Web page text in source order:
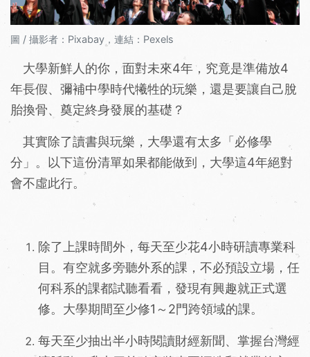
圖 / 攝影者：Pixabay，連結：Pexels
大學新鮮人的你，面對未來4年，究竟是準備放4
年長假、彌補中學時代犧牲的玩樂，還是要讓自己脫
胎換骨、奠定終身發展的基礎？
其實除了讀書與玩樂，大學還有太多「必修學
分」。以下這份清單如果都能做到，大學這4年絕對
會不虛此行。
除了上課時間外，每天至少花4小時研讀專業科
目。有空就多旁聽外系的課，不必預設立場，任
何科系的課都試聽看看，發現有興趣就正式選
修。大學期間至少修1～2門跨領域的課。
每天至少抽出半小時閱讀財經新聞、掌握台灣經